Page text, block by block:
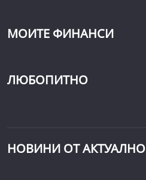
МОИТЕ ФИНАНСИ
ЛЮБОПИТНО
НОВИНИ ОТ АКТУАЛНО